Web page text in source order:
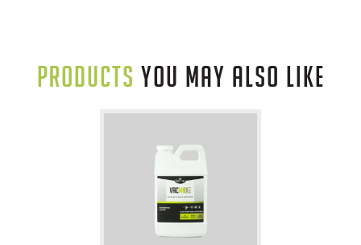
PRODUCTS YOU MAY ALSO LIKE